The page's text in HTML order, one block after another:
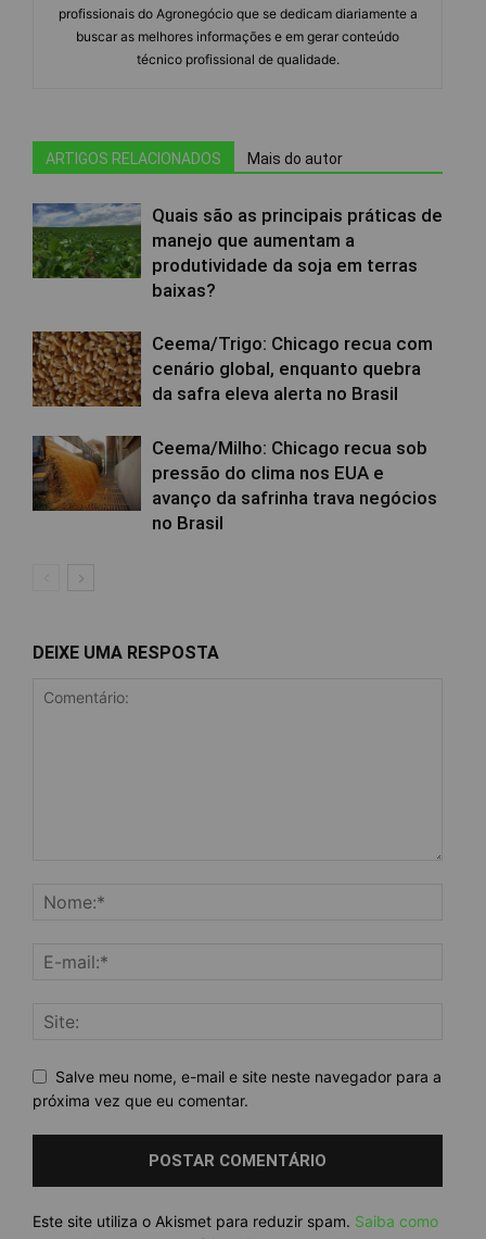
profissionais do Agronegócio que se dedicam diariamente a
buscar as melhores informações e em gerar conteúdo
técnico profissional de qualidade.
ARTIGOS RELACIONADOS Mais do autor
Quais são as principais práticas de
manejo que aumentam a
produtividade da soja em terras
baixas?
Ceema/Trigo: Chicago recua com
cenário global, enquanto quebra
da safra eleva alerta no Brasil
Ceema/Milho: Chicago recua sob
pressão do clima nos EUA e
avanço da safrinha trava negócios
no Brasil
DEIXE UMA RESPOSTA
Salve meu nome, e-mail e site neste navegador para a
próxima vez que eu comentar.
Este site utiliza o Akismet para reduzir spam. Saiba como